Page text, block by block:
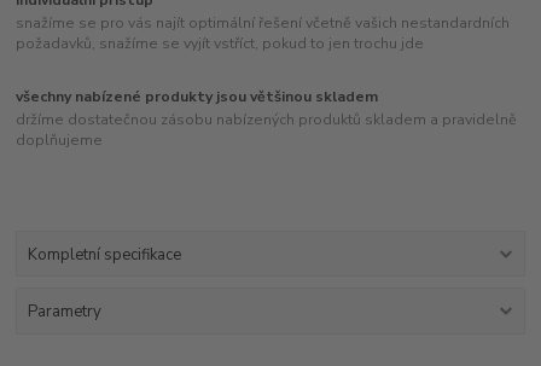
snažíme se pro vás najít optimální řešení včetně vašich nestandardních
požadavků, snažíme se vyjít vstříct, pokud to jen trochu jde
všechny nabízené produkty jsou většinou skladem
držíme dostatečnou zásobu nabízených produktů skladem a pravidelně
doplňujeme
Kompletní specifikace
Parametry